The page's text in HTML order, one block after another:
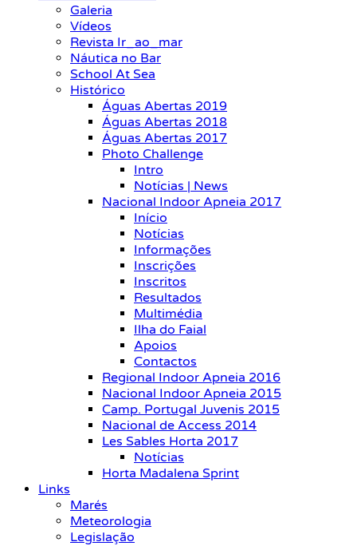
Galeria
Vídeos
Revista Ir_ao_mar
Náutica no Bar
School At Sea
Histórico
Águas Abertas 2019
Águas Abertas 2018
Águas Abertas 2017
Photo Challenge
Intro
Notícias | News
Nacional Indoor Apneia 2017
Início
Notícias
Informações
Inscrições
Inscritos
Resultados
Multimédia
Ilha do Faial
Apoios
Contactos
Regional Indoor Apneia 2016
Nacional Indoor Apneia 2015
Camp. Portugal Juvenis 2015
Nacional de Access 2014
Les Sables Horta 2017
Notícias
Horta Madalena Sprint
Links
Marés
Meteorologia
Legislação